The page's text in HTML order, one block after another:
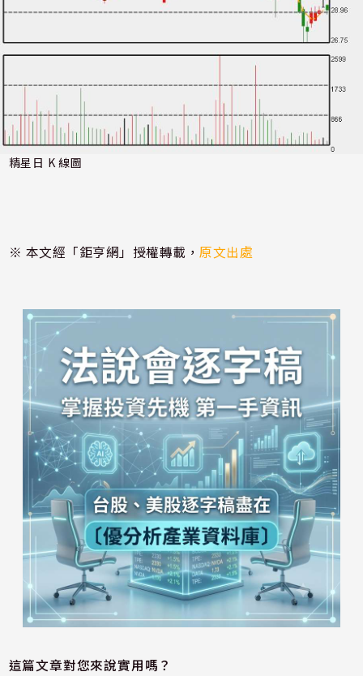
精星日 K 線圖
※ 本文經「鉅亨網」授權轉載，原文出處
這篇文章對您來說實用嗎？